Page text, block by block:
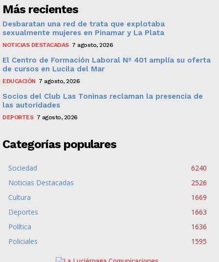
Más recientes
Desbaratan una red de trata que explotaba
sexualmente mujeres en Pinamar y La Plata
NOTICIAS DESTACADAS 7 agosto, 2026
El Centro de Formación Laboral Nº 401 amplía su oferta
de cursos en Lucila del Mar
EDUCACIÓN 7 agosto, 2026
Socios del Club Las Toninas reclaman la presencia de
las autoridades
DEPORTES 7 agosto, 2026
Categorías populares
Sociedad
6240
Noticias Destacadas
2526
Cultura
1669
Deportes
1663
Política
1636
Policiales
1595